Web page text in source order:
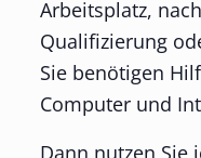
Arbeitsplatz,
Qualifizierung
Sie benötigen
Computer und
Dann nutzen Sie